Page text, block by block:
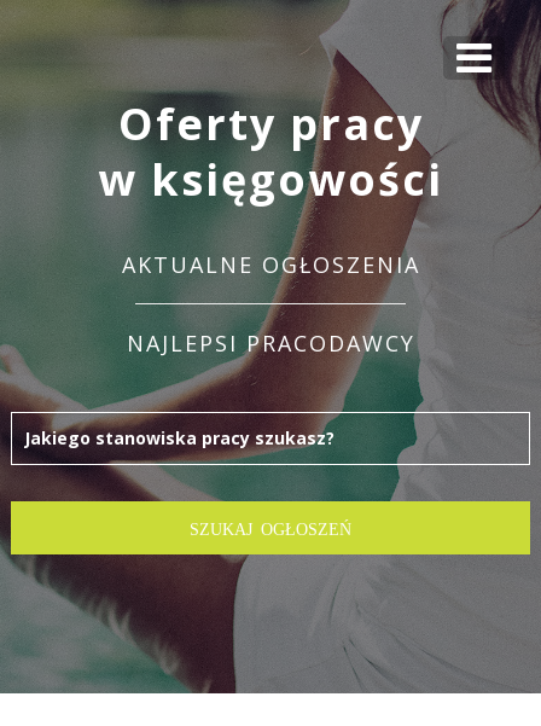
Oferty pracy
w księgowości
AKTUALNE OGŁOSZENIA
NAJLEPSI PRACODAWCY